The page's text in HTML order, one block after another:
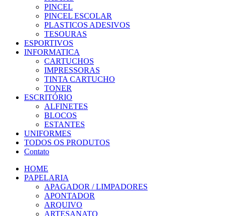
PINCEL
PINCEL ESCOLAR
PLASTICOS ADESIVOS
TESOURAS
ESPORTIVOS
INFORMATICA
CARTUCHOS
IMPRESSORAS
TINTA CARTUCHO
TONER
ESCRITÓRIO
ALFINETES
BLOCOS
ESTANTES
UNIFORMES
TODOS OS PRODUTOS
Contato
HOME
PAPELARIA
APAGADOR / LIMPADORES
APONTADOR
ARQUIVO
ARTESANATO